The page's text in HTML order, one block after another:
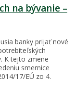
na bývanie –
banky prijať nové
K tejto zmene
smernice
17/EÚ zo 4.